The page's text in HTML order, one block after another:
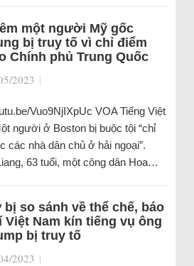
một người Mỹ gốc
bị truy tố vì chỉ điểm
Chính phủ Trung Quốc
2023 |
Vuo9NjIXpUc VOA Tiếng Việt
người ở Boston bị buộc tội “chỉ
các nhà dân chủ ở hải ngoại”.
63 tuổi, một công dân Hoa…
bị so sánh về thể chế, báo
Việt Nam kín tiếng vụ ông
bị truy tố
2023 |